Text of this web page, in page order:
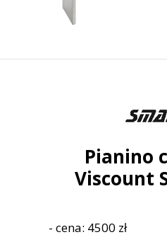
Pianino
Viscount
- cena: 4500 zł